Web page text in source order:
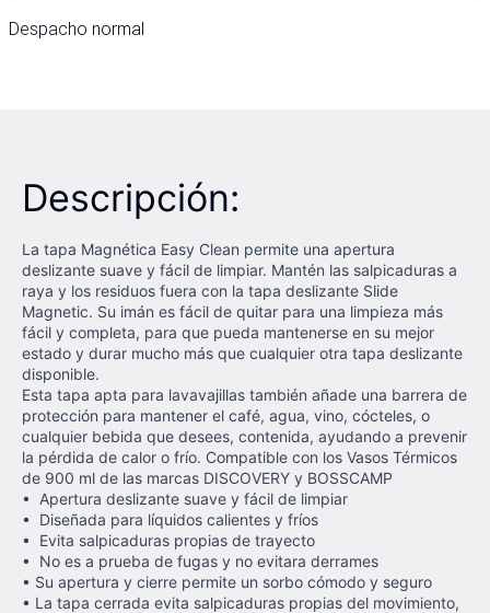
Despacho normal
Descripción:
La tapa Magnética Easy Clean permite una apertura
deslizante suave y fácil de limpiar. Mantén las salpicaduras a
raya y los residuos fuera con la tapa deslizante Slide
Magnetic. Su imán es fácil de quitar para una limpieza más
fácil y completa, para que pueda mantenerse en su mejor
estado y durar mucho más que cualquier otra tapa deslizante
disponible.
Esta tapa apta para lavavajillas también añade una barrera de
protección para mantener el café, agua, vino, cócteles, o
cualquier bebida que desees, contenida, ayudando a prevenir
la pérdida de calor o frío. Compatible con los Vasos Térmicos
de 900 ml de las marcas DISCOVERY y BOSSCAMP
• Apertura deslizante suave y fácil de limpiar
• Diseñada para líquidos calientes y fríos
• Evita salpicaduras propias de trayecto
• No es a prueba de fugas y no evitara derrames
• Su apertura y cierre permite un sorbo cómodo y seguro
• La tapa cerrada evita salpicaduras propias del movimiento,